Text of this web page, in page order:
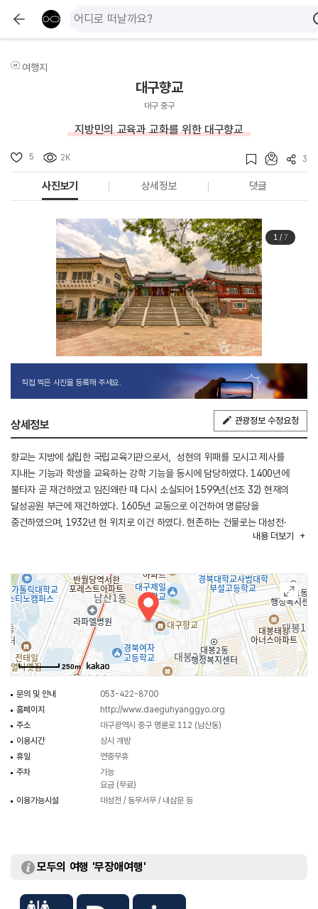
여행지
대구향교
대구 중구
지방민의 교육과 교화를 위한 대구향교
5 2K 3
사진보기 상세정보 댓글
1/ 7
직접 찍은 사진을 등록해 주세요.
상세정보 관광정보 수정요청
향교는 지방에 설립한 국립교육기관으로서，성현의 위패를 모시고 제사를
지내는 기능과 학생을 교육하는 강학 기능을 동시에 담당하였다. 1400년에
불타자 곧 재건하였고 임진왜란 때 다시 소실되어 1599년(선조 32) 현재의
달성공원 부근에 재건하였다. 1605년 교동으로 이건하여 명륜당을
중건하였으며, 1932년 현 위치로 이건 하였다. 현존하는 건물로는 대성전·
명륜당·동재(東齋)·서재(西齋)·문묘·삼문 등이 있으며, 향교 내에는 대구성
경상도관찰사·판관·군수 등을 지냈던 사람들의 불망비(不忘碑)·송덕비 등이
있다. 조선시대에는 국가로부터 토지와 전적·노비 등을 지급받아 교관이 정원
30인의 교생을 가르쳤으나, 갑오개혁 이후 신학제 실시에 따라 교육적 기능은
없어지고 봄·가을에 석전(釋奠)을 봉행하며 초하루·보름에 분향을 하고 있다.
내용 더보기
250m
문의 및 안내
053-422-8700
홈페이지
http://www.daeguhyanggyo.org
주소
대구광역시 중구 명륜로 112 (남산동)
이용시간
상시 개방
휴일
연중무휴
주차
가능
요금 (무료)
이용가능시설
대성전 / 동무서무 / 내삼문 등
모두의 여행 '무장애여행'